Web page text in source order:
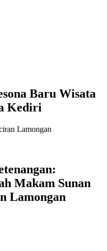
Baru Wisata
Kediri
Makam Sunan
Lamongan